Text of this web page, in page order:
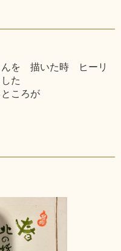
んを 描いた時 ヒーリ
た
ころが